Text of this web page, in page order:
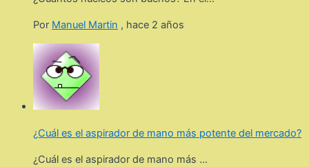
Por Manuel Martin , hace 2 años
¿Cuál es el aspirador de mano más potente del mercado?
¿Cuál es el aspirador de mano más ...